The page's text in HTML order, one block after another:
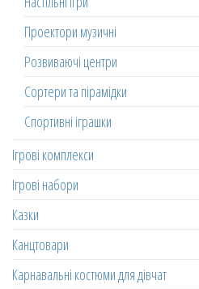
Проектори музичні
Розвиваючі центри
Сортери та пірамідки
Спортивні іграшки
Ігрові комплекси
Ігрові набори
Казки
Канцтовари
Карнавальні костюми для дівчат